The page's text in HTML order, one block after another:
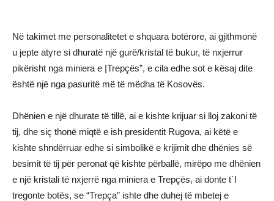
Në takimet me personalitetet e shquara botërore, ai gjithmonë
u jepte atyre si dhuratë një gurë/kristal të bukur, të nxjerrur
pikërisht nga miniera e |Trepçës”, e cila edhe sot e kësaj dite
është një nga pasuritë më të mëdha të Kosovës.
Dhënien e një dhurate të tillë, ai e kishte krijuar si lloj zakoni të
tij, dhe siç thonë miqtë e ish presidentit Rugova, ai këtë e
kishte shndërruar edhe si simbolikë e krijimit dhe dhënies së
besimit të tij për peronat që kishte përballë, mirëpo me dhënien
e një kristali të nxjerrë nga miniera e Trepçës, ai donte t`I
tregonte botës, se “Trepça” ishte dhe duhej të mbetej e